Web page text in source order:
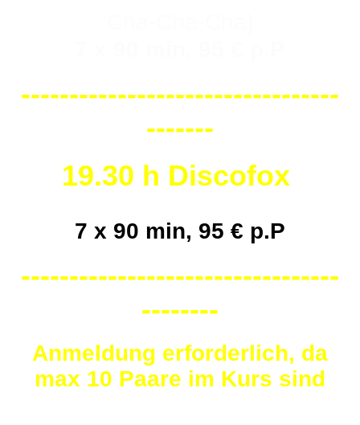
---------------------------------
-------
19.30 h Discofox
7 x 90 min, 95 € p.P
---------------------------------
--------
Anmeldung erforderlich, da
max 10 Paare im Kurs sind